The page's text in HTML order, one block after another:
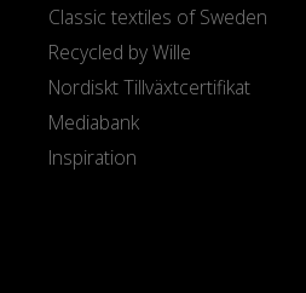
Classic textiles of Sweden
Recycled by Wille
Nordiskt Tillväxtcertifikat
Mediabank
Inspiration